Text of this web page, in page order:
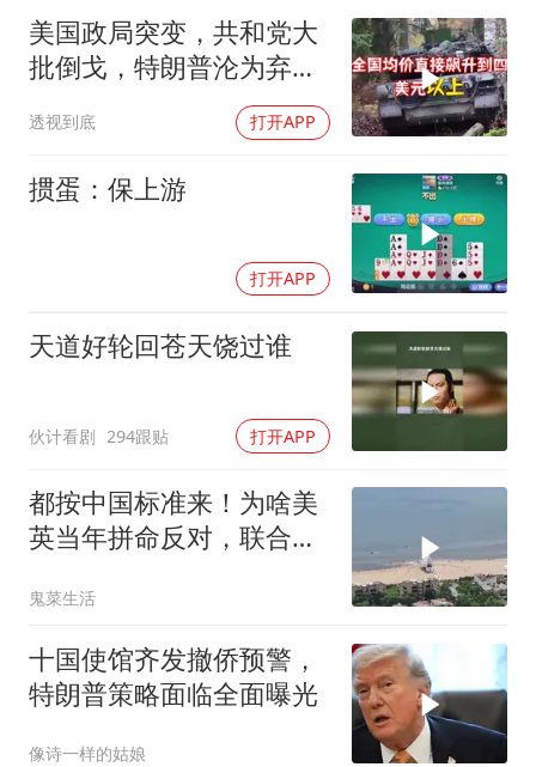
东方甄选被判赔偿江小白30万元
奋进开新局 实干挑大梁
美国政局突变，共和党大
批倒戈，特朗普沦为弃
透视到底 打开APP
掼蛋：保上游
打开APP
天道好轮回苍天饶过谁
伙计看剧 294跟贴 打开APP
都按中国标准来！为啥美
英当年拼命反对，联合国
鬼菜生活
十国使馆齐发撤侨预警，
特朗普策略面临全面曝光
像诗一样的姑娘